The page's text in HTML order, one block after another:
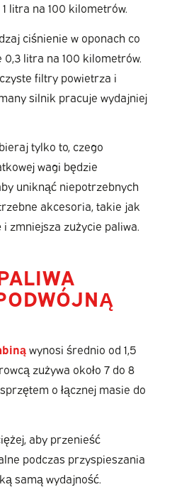
litra na 100 kilometrów.
ciśnienie w oponach co
litra na 100 kilometrów.
filtry powietrza i
silnik pracuje wydajniej
tylko to, czego
wagi będzie
uniknąć niepotrzebnych
akcesoria, takie jak
zmniejsza zużycie paliwa.
wynosi średnio od 1,5
zużywa około 7 do 8
o łącznej masie do
aby przenieść
podczas przyspieszania
samą wydajność.